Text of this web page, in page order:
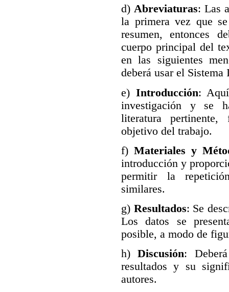
d) Abreviaturas: Las
la primera vez que
resumen, entonces
cuerpo principal del
en las siguientes
deberá usar el
e) Introducción:
investigación y se
literatura
objetivo del trabajo.
f) Materiales y
introducción y
permitir la
similares.
g) Resultados: Se
Los datos se
posible, a modo de
h)Discusión:
resultados y su
autores.